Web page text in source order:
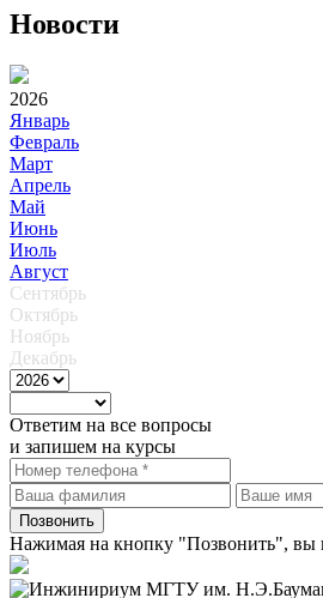
Новости
2026
Январь
Февраль
Март
Апрель
Май
Июнь
Июль
Август
Сентябрь
Октябрь
Ноябрь
Декабрь
Ответим на все вопросы
и запишем на курсы
Нажимая на кнопку "Позвонить", вы